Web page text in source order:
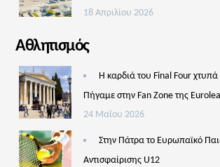
18 Απριλίου 2026
Αθλητισμός
Η καρδιά του Final Four
Πήγαμε στην Fan Zone της
24 Μαΐου 2026
Στην Πάτρα το Ευρωπαϊκό
Αντισφαίρισης U12